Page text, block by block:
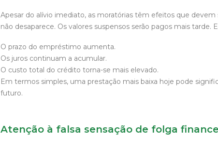
Apesar do alívio imediato, as moratórias têm efeitos que devem
não desaparece. Os valores suspensos serão pagos mais tarde.
O prazo do empréstimo aumenta.
Os juros continuam a acumular.
O custo total do crédito torna-se mais elevado.
Em termos simples, uma prestação mais baixa hoje pode
futuro.
Atenção à falsa sensação de folga